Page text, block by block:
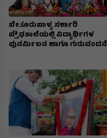
ಬೇತೂರುಪಾಳ್ಯ ಸರ್ಕಾರಿ
ಪ್ರೌಢಶಾಲೆಯಲ್ಲಿ ವಿದ್ಯಾರ್ಥಿಗಳ
ಪುನರ್ಮಿಲನ ಹಾಗೂ ಗುರುವಂದನೆ